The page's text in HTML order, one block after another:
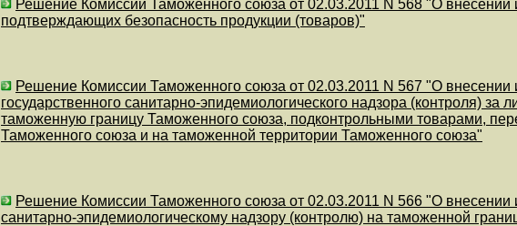
Решение Комиссии Таможенного союза от 02.03.2011 N 568 "О
подтверждающих безопасность продукции (товаров)"
Решение Комиссии Таможенного союза от 02.03.2011 N 567 "О
государственного санитарно-эпидемиологического надзора (контроля)
таможенную границу Таможенного союза, подконтрольными товарами,
Таможенного союза и на таможенной территории Таможенного союза"
Решение Комиссии Таможенного союза от 02.03.2011 N 566 "О
санитарно-эпидемиологическому надзору (контролю) на таможенной